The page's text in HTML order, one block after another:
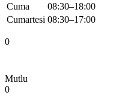
Cuma
08:30–18:00
Cumartesi 08:30–17:00
0
Mutlu
0